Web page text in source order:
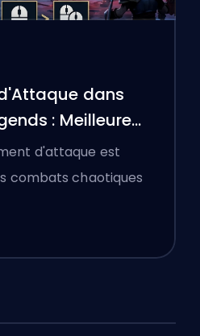
dans
: Meilleures
d'attaque est
combats chaotiques